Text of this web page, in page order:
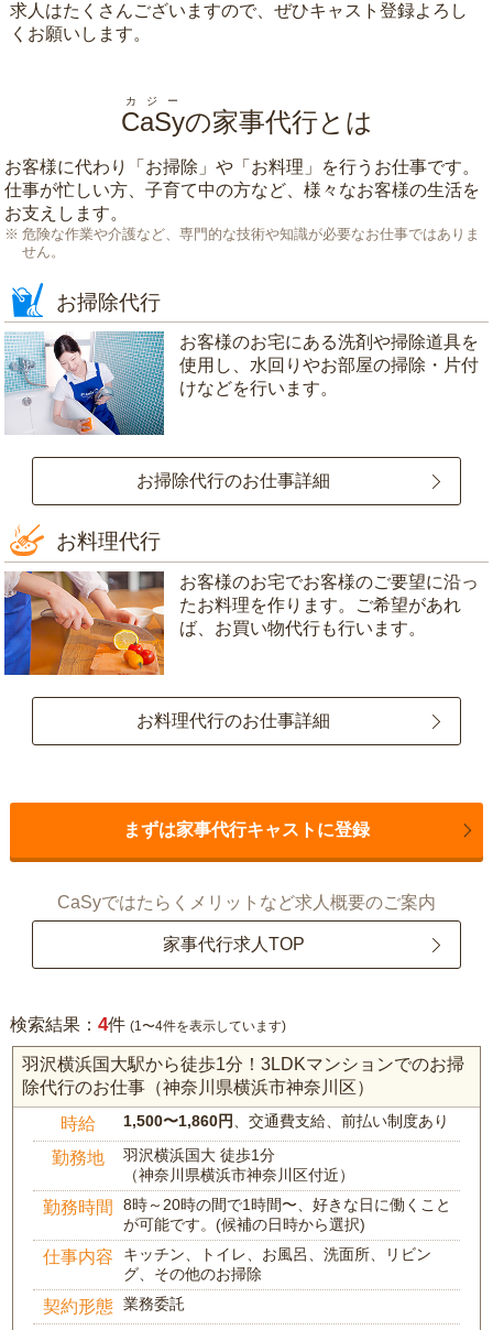
求人はたくさんございますので、ぜひキャスト登録よろし
くお願いします。
CaSy
カジー
の家事代行とは
お客様に代わり「 お掃除 」や「 お料理 」を行うお仕事です。
仕事が忙しい方、子育て中の方など、様々なお客様の生活を
お支えします。
危険な作業や介護など、専門的な技術や知識が必要なお仕事ではありま
せん。
お掃除代行
お客様のお宅にある洗剤や掃除道具を
使用し、水回りやお部屋の掃除・片付
けなどを行います。
お掃除代行のお仕事詳細
お料理代行
お客様のお宅でお客様のご要望に沿っ
たお料理を作ります。ご希望があれ
ば、お買い物代行も行います。
お料理代行のお仕事詳細
まずは家事代行キャストに登録
CaSyではたらくメリットなど求人概要のご案内
家事代行求人TOP
検索結果： 4件 (1〜4件を表示しています)
羽沢横浜国大駅から徒歩1分！3LDKマンションでのお掃
除代行のお仕事（神奈川県横浜市神奈川区）
時給 1,500〜1,860円 、交通費支給、前払い制度あり
勤務地
羽沢横浜国大 徒歩1分
（神奈川県横浜市神奈川区付近）
勤務時間
8時～20時の間で1時間〜、好きな日に働くこと
が可能です。(候補の日時から選択)
仕事内容
キッチン、トイレ、お風呂、洗面所、リビン
グ、その他のお掃除
契約形態 業務委託